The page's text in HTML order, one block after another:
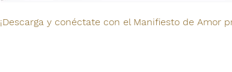
¡Descarga y conéctate con el Manifiesto de Amor